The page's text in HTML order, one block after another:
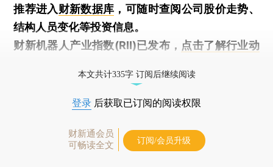
推荐进入财新数据库 ，可随时查阅公司股价走势、
结构人员变化等投资信息。
财新机器人产业指数(RII)已发布， 点击了解行业动
本文共计335字 订阅后继续阅读
登录 后获取已订阅的阅读权限
财新通会员
可畅读全文
订阅/会员升级